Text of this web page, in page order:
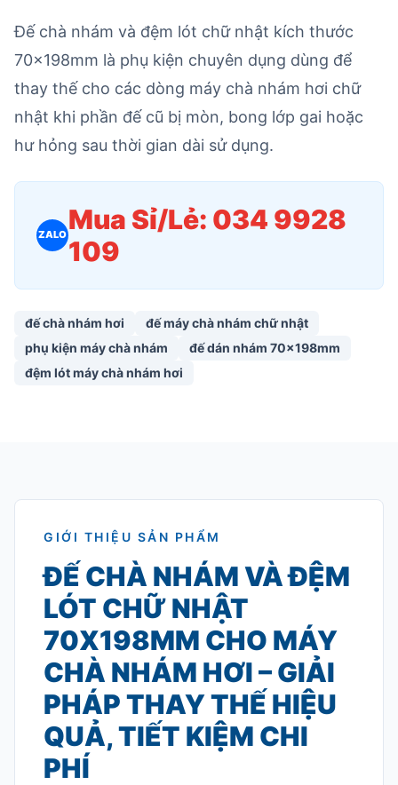
Đế chà nhám và đệm lót chữ nhật kích thước
70x198mm là phụ kiện chuyên dụng dùng để
thay thế cho các dòng máy chà nhám hơi chữ
nhật khi phần đế cũ bị mòn, bong lớp gai hoặc
hư hỏng sau thời gian dài sử dụng.
ZALO Mua Sỉ/Lẻ: 034 9928
109
đế chà nhám hơi
đế máy chà nhám chữ nhật
phụ kiện máy chà nhám
đế dán nhám 70x198mm
đệm lót máy chà nhám hơi
GIỚI THIỆU SẢN PHẨM
ĐẾ CHÀ NHÁM VÀ ĐỆM
LÓT CHỮ NHẬT
70X198MM CHO MÁY
CHÀ NHÁM HƠI – GIẢI
PHÁP THAY THẾ HIỆU
QUẢ, TIẾT KIỆM CHI
PHÍ